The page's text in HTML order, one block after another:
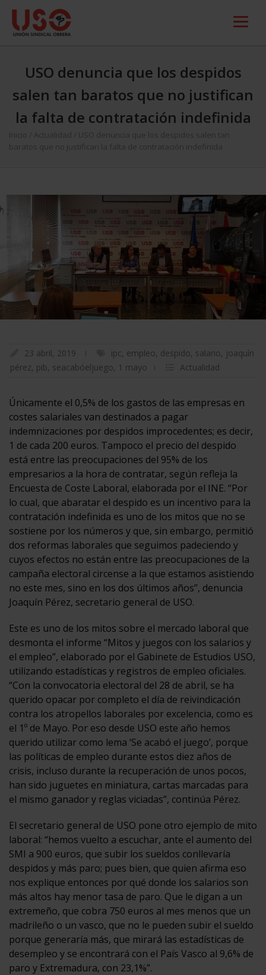
USO denuncia que los despidos
salen tan baratos que no justifican
la falta de contratación indefinida
Inicio Actualidad
USO denuncia que los despidos salen tan
baratos que no justifican la falta de contratación indefinida
23 abril, 2019 ipc, empleo, despido, salario, joaquín
pérez, pib, seacabóeljuego, 1 mayo Actualidad
Únicamente el 0,5% de los gastos de las empresas en
costes salariales van destinados a pagar
indemnizaciones por despidos improcedentes; es decir,
1 de cada 200 euros. Tampoco el precio del despido
está entre las preocupaciones del 95% de los
empresarios a la hora de contratar, según refleja la
Encuesta de Coste Laboral, elaborada por el INE. “Por
lo cual, que abaratar el despido es un incentivo para la
contratación indefinida es uno de los mitos que no se
sostiene por los números y que, sin embargo, permitió
dos reformas laborales que seguimos padeciendo y
cuyos efectos no están entre las preocupaciones de la
campaña electoral circense a la que estamos asistiendo
no este mes, sino en los dos últimos años”, denuncia
Joaquín Pérez, secretario general de USO.
Este es uno de los mitos sobre el mercado laboral que
desmonta el informe “Mitos y juegos con los salarios y
el empleo”, elaborado por el Gabinete de Estudios USO,
utilizando estadísticas y registros de empleo oficiales.
“Con la convocatoria electoral del 28 de abril, se ha
querido opacar por completo el día de reivindicación
contra los atropellos laborales por excelencia, como es
el 1º de Mayo. Por eso desde USO este año hemos
querido utilizar como lema ‘Se acabó el juego’, porque
las políticas de empleo durante estos diez años de
crisis, incluso durante la recuperación de unos pocos,
han sido juguetes en miniatura, cartas marcadas para
el mismo ganador y reglas viciadas”, continúa Pérez.
El secretario general de USO pone otro ejemplo de mito
laboral: “hemos vuelto a escuchar, ante el aumento del
SMI a 900 euros, que subir los sueldos conllevaría
despidos y más paro; pues bien, que quien afirma eso
nos explique entonces por qué donde los salarios son
más altos hay menor tasa de paro. Que le digan a un
extremeño, que cobra 750 euros al mes menos que un
madrileño o un vasco, que no le pueden subir el sueldo
porque generaría más, que mirará las estadísticas de
desempleo y se encontrará con el País Vasco al 9,6% de
paro y Extremadura, con 23,1%”.